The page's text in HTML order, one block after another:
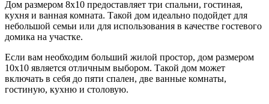
Дом размером 8х10 предоставляет три спальни, гостиная,
кухня и ванная комната. Такой дом идеально подойдет для
небольшой семьи или для использования в качестве гостевого
домика на участке.
Если вам необходим больший жилой простор, дом размером
10х10 является отличным выбором. Такой дом может
включать в себя до пяти спален, две ванные комнаты,
гостиную, кухню и столовую.